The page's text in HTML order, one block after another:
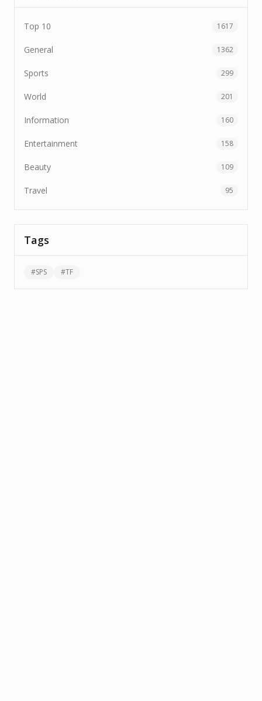
Top 10 1617
General 1362
Sports 299
World 201
Information 160
Entertainment 158
Beauty 109
Travel 95
Tags
#SPS #TF